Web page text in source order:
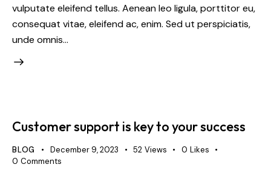
vulputate eleifend tellus. Aenean leo ligula, porttitor eu,
consequat vitae, eleifend ac, enim. Sed ut perspiciatis,
unde omnis…
Customer support is key to your success
BLOG December 9, 2023 52 Views 0 Likes
0 Comments